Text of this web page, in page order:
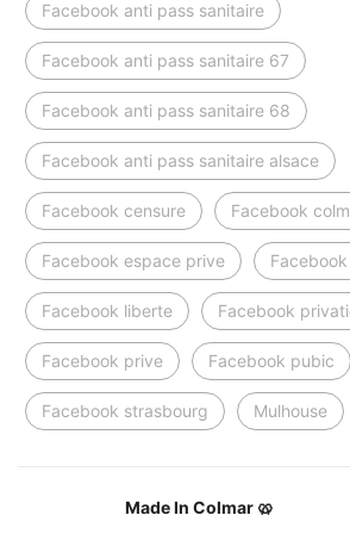
Facebook anti pass sanitaire
Facebook anti pass sanitaire 67
Facebook anti pass sanitaire 68
Facebook anti pass sanitaire alsace
Facebook censure Facebook
Facebook espace prive
Facebook liberte Facebook
Facebook prive Facebook pubic
Facebook strasbourg Mulhouse
Made In Colmar 🥨